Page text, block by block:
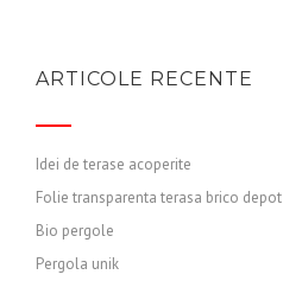
ARTICOLE RECENTE
Idei de terase acoperite
Folie transparenta terasa brico depot
Bio pergole
Pergola unik